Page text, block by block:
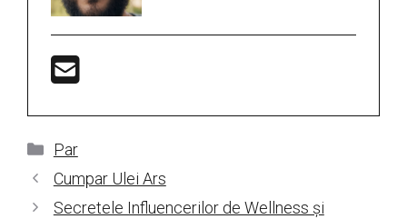
Categorii
Par
Cumpar Ulei Ars
Secretele Influencerilor de Wellness și